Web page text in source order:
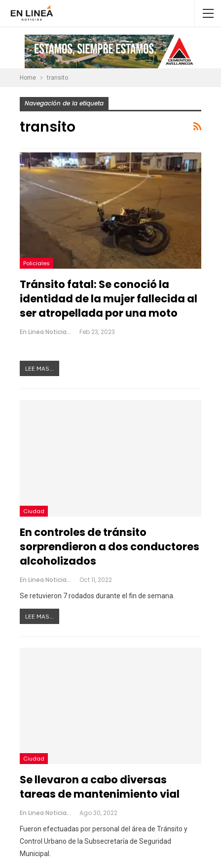
Home transito
Navegación de la etiqueta
transito
Policiales
Tránsito fatal: Se conoció la
identidad de la mujer fallecida al
ser atropellada por una moto
En Linea Noticias Feb 23, 2023
LEE MAS...
Ciudad
En controles de tránsito
sorprendieron a dos conductores
alcoholizados
En Linea Noticias Oct 11, 2022
Se retuvieron 7 rodados durante el fin de semana.
LEE MAS...
Ciudad
Se llevaron a cabo diversas
tareas de mantenimiento vial
En Linea Noticias Ago 30, 2022
Fueron efectuadas por personal del área de Tránsito y
Control Urbano de la Subsecretaría de Seguridad
Municipal.